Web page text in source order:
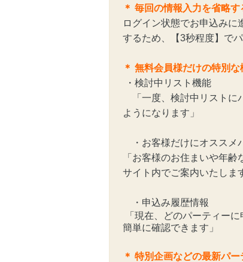
＊ 毎回の情報入力を省略
ログイン状態でお申込み
するため、【3秒程度】で
＊ 無料会員様だけの特別
・検討中リスト機能
「一度、検討中リストに
ようになります」
・お客様だけにオススメ
「お客様のお住まいや年
サイト内でご案内いたしま
・申込み履歴情報
「現在、どのパーティー
簡単に確認できます」
＊ 特別企画などの最新パー